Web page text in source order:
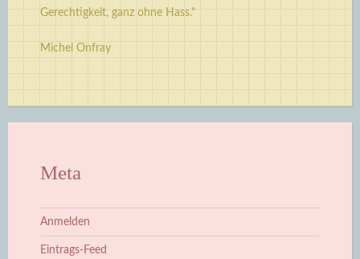
Gerechtigkeit, ganz ohne Hass."
Michel Onfray
Meta
Anmelden
Eintrags-Feed